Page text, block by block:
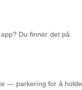
Du finner det på
— parkering for å holde